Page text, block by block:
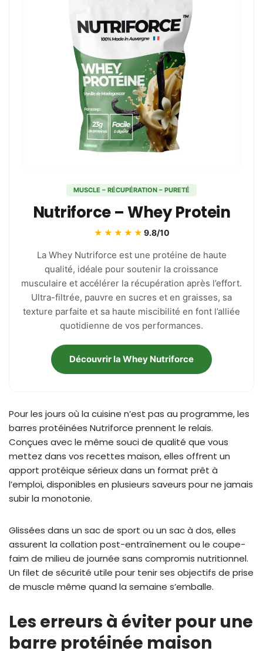
MUSCLE – RÉCUPÉRATION – PURETÉ
Nutriforce – Whey Protein
★★★★★ 9.8/10
La Whey Nutriforce est une protéine de haute
qualité, idéale pour soutenir la croissance
musculaire et accélérer la récupération après l’effort.
Ultra-filtrée, pauvre en sucres et en graisses, sa
texture parfaite et sa haute miscibilité en font l’alliée
quotidienne de vos performances.
Découvrir la Whey Nutriforce
Pour les jours où la cuisine n’est pas au programme, les
barres protéinées Nutriforce prennent le relais.
Conçues avec le même souci de qualité que vous
mettez dans vos recettes maison, elles offrent un
apport protéique sérieux dans un format prêt à
l’emploi, disponibles en plusieurs saveurs pour ne jamais
subir la monotonie.
Glissées dans un sac de sport ou un sac à dos, elles
assurent la collation post-entraînement ou le coupe-
faim de milieu de journée sans compromis nutritionnel.
Un filet de sécurité utile pour tenir ses objectifs de prise
de muscle même quand la semaine s’emballe.
Les erreurs à éviter pour une
barre protéinée maison